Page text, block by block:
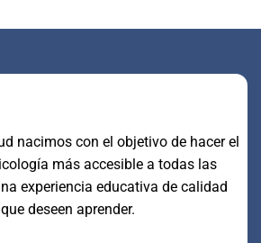
nacimos con el objetivo de hacer el
más accesible a todas las
experiencia educativa de calidad
deseen aprender.